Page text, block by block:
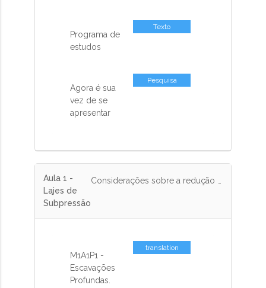
Programa de
estudos
Texto
Agora é sua
vez de se
apresentar
Pesquisa
Aula 1 -
Lajes de
Subpressão
Considerações sobre a redução da resistência do solo em escavações profundas. Flutuação de lajes sem ancoragem (exemplo). Lajes de sub-pressão ancoradas em estacas tracionadas ou tirantes. Exemplo de cálculo, com dimensionamento
M1A1P1 -
Escavações
Profundas.
translation